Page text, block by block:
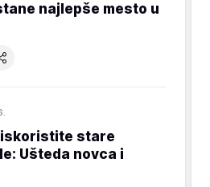
najlepše mesto u
iskoristite stare
Ušteda novca i